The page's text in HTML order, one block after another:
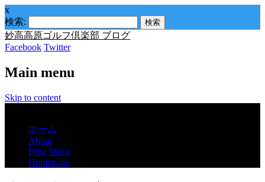
x
検索:
妙高高原ゴルフ倶楽部 ブログ
Facebook Twitter
Main menu
Skip to content
ホーム
About
Blog Mura
Homepage